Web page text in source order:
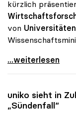
kürzlich
von
Unis bringen
...weiterlesen
uniko sieht in
„Sündenfall“